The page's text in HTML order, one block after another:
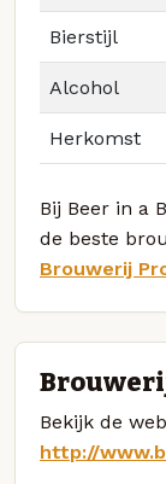
Bierstijl
Alcohol
Herkomst
Bij Beer in a
de beste
Brouwerij
Bekijk de
http://